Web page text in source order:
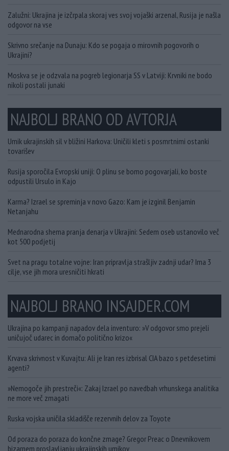
Zalužni: Ukrajina je izčrpala skoraj ves svoj vojaški arzenal, Rusija je našla
odgovor na vse
Skrivno srečanje na Dunaju: Kdo se pogaja o mirovnih pogovorih o
Ukrajini?
Moskva se je odzvala na pogreb legionarja SS v Latviji: Krvniki ne bodo
nikoli postali junaki
NAJBOLJ BRANO OD AVTORJA
Umik ukrajinskih sil v bližini Harkova: Uničili kleti s posmrtnimi ostanki
tovarišev
Rusija sporočila Evropski uniji: O plinu se bomo pogovarjali, ko boste
odpustili Ursulo in Kajo
Karma? Izrael se spreminja v novo Gazo: Kam je izginil Benjamin
Netanjahu
Mednarodna shema pranja denarja v Ukrajini: Sedem oseb ustanovilo več
kot 500 podjetij
Svet na pragu totalne vojne: Iran pripravlja strašljiv zadnji udar? Ima 3
cilje, vse jih mora uresničiti hkrati
NAJBOLJ BRANO INSAJDER.COM
Ukrajina po kampanji napadov dela inventuro: »V odgovor smo prejeli
uničujoč udarec in domačo politično krizo«
Krvava skrivnost v Kuvajtu: Ali je Iran res izbrisal CIA bazo s petdesetimi
agenti?
»Nemogoče jih prestreči«: Zakaj Izrael po navedbah vrhunskega analitika
ne more več zmagati
Ruska vojska uničila skladišče rezervnih delov za Toyote
Od poraza do poraza do končne zmage? Gregor Preac o Dnevnikovem
bizarnem proslavljanju ukrajinskih umikov